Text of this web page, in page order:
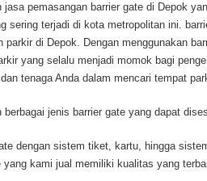
jasa pemasangan barrier gate di Depok
sering terjadi di kota metropolitan ini.
parkir di Depok. Dengan menggunakan
yang selalu menjadi momok bagi
tenaga Anda dalam mencari tempat
berbagai jenis barrier gate yang dapat
dengan sistem tiket, kartu, hingga
yang kami jual memiliki kualitas yang